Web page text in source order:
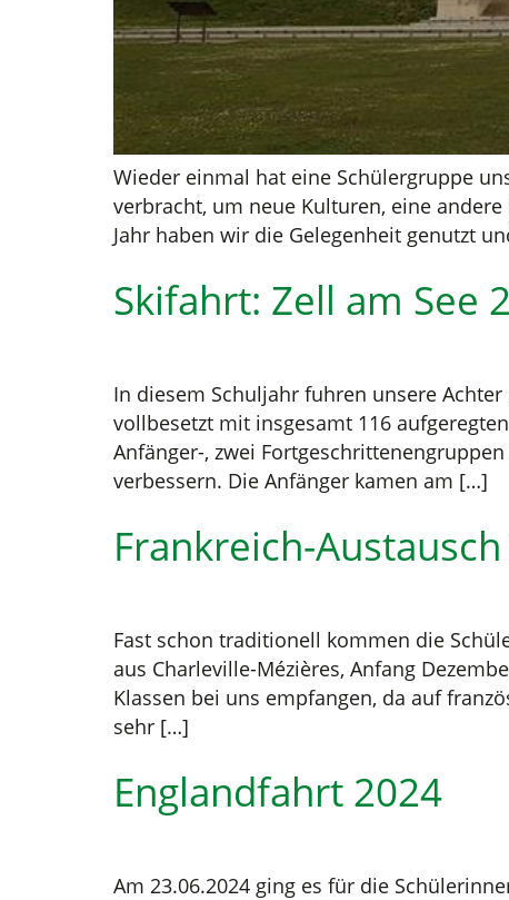
Wieder einmal hat eine Schülergruppe
verbracht, um neue Kulturen, eine
Jahr haben wir die Gelegenheit genutzt
Skifahrt: Zell am See
In diesem Schuljahr fuhren unsere
vollbesetzt mit insgesamt 116
Anfänger-, zwei
verbessern. Die Anfänger kamen am […]
Frankreich-
Fast schon traditionell kommen die
aus Charleville-Mézières, Anfang
Klassen bei uns empfangen, da auf
sehr […]
Englandfahrt 2024
Am 23.06.2024 ging es für die